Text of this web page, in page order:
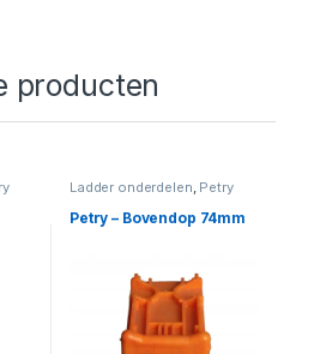
producten
Ladder onderdelen, Petry
Petry – Bovendop 74mm